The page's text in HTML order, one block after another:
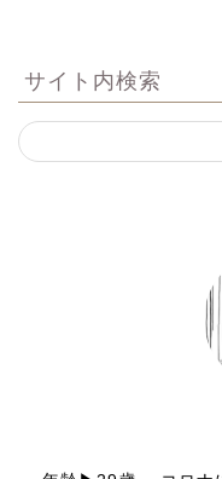
サイト内検索